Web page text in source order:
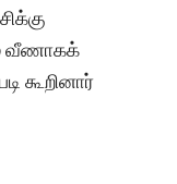
வீணாகக்
கூறினார்